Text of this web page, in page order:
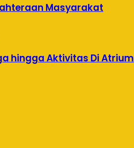
Masyarakat
hingga Aktivitas Di Atrium